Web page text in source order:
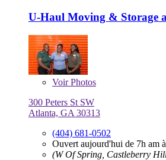
U-Haul Moving & Storage
VoirPhotos
300 Peters St SW
Atlanta, GA 30313
(404) 681-0502
Ouvert aujourd'hui de 7h am
(W Of Spring, Castleberry